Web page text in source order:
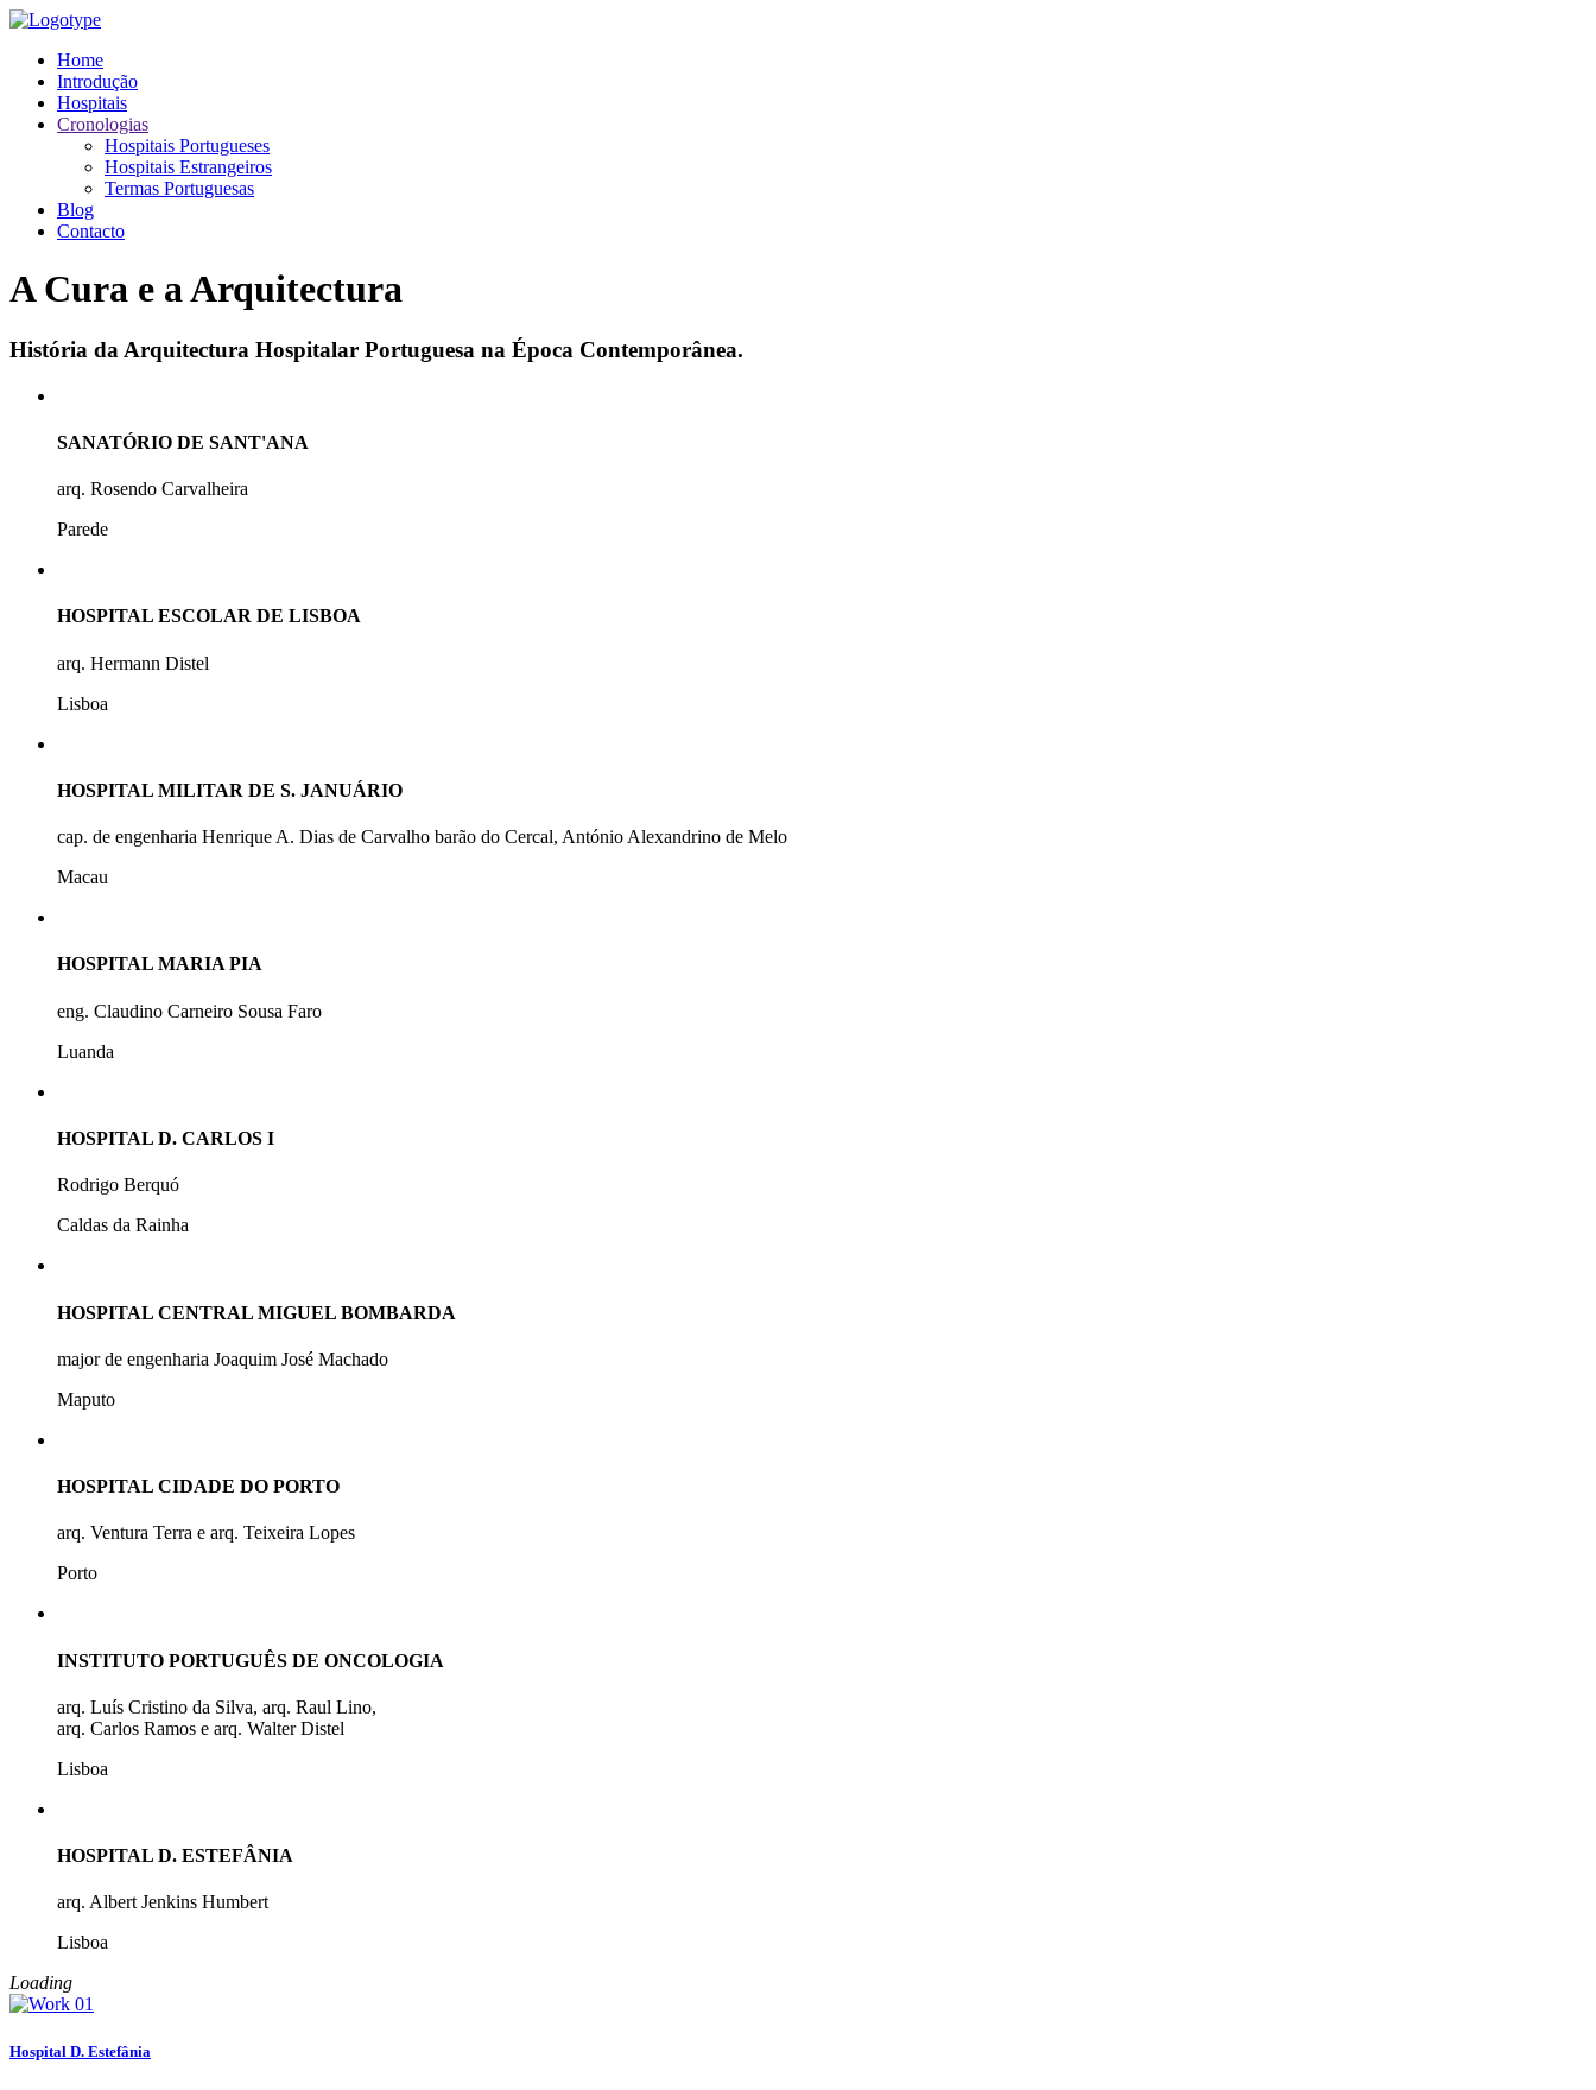
Home
Introdução
Hospitais
Cronologias
Hospitais Portugueses
Hospitais Estrangeiros
Termas Portuguesas
Blog
Contacto
A Cura e a Arquitectura
História da Arquitectura Hospitalar Portuguesa na Época Contemporânea.
SANATÓRIO DE SANT'ANA
arq. Rosendo Carvalheira
Parede
HOSPITAL ESCOLAR DE LISBOA
arq. Hermann Distel
Lisboa
HOSPITAL MILITAR DE S. JANUÁRIO
cap. de engenharia Henrique A. Dias de Carvalho barão do Cercal, António Alexandrino de Melo
Macau
HOSPITAL MARIA PIA
eng. Claudino Carneiro Sousa Faro
Luanda
HOSPITAL D. CARLOS I
Rodrigo Berquó
Caldas da Rainha
HOSPITAL CENTRAL MIGUEL BOMBARDA
major de engenharia Joaquim José Machado
Maputo
HOSPITAL CIDADE DO PORTO
arq. Ventura Terra e arq. Teixeira Lopes
Porto
INSTITUTO PORTUGUÊS DE ONCOLOGIA
arq. Luís Cristino da Silva, arq. Raul Lino,
arq. Carlos Ramos e arq. Walter Distel
Lisboa
HOSPITAL D. ESTEFÂNIA
arq. Albert Jenkins Humbert
Lisboa
Loading
Hospital D. Estefânia